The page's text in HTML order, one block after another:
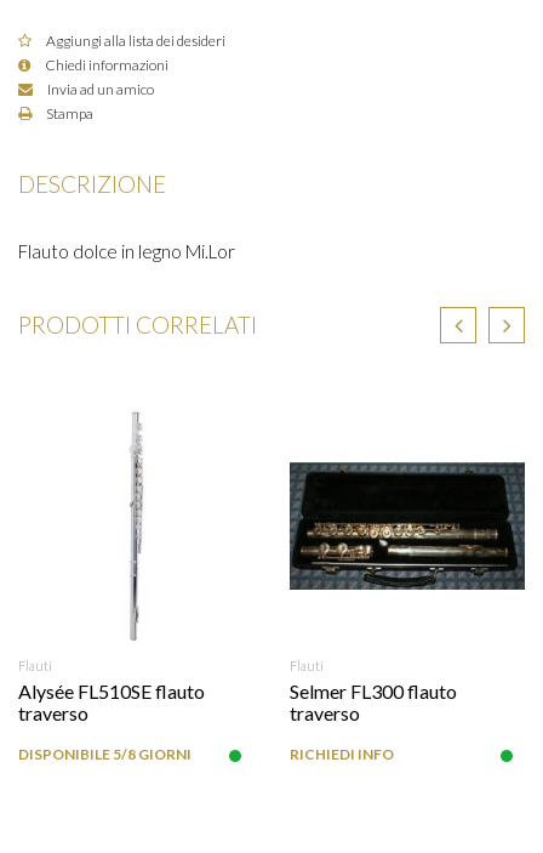
Aggiungi alla lista dei desideri
Chiedi informazioni
Invia ad un amico
Stampa
DESCRIZIONE
Flauto dolce in legno Mi.Lor
PRODOTTI CORRELATI
Flauti
Alysée FL510SE flauto
traverso
DISPONIBILE 5/8 GIORNI
Flauti
Selmer FL300 flauto
traverso
RICHIEDI INFO